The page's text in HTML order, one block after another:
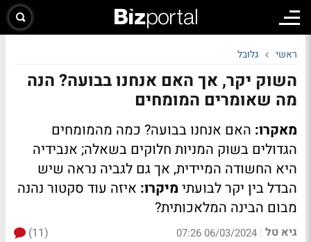
ראשי גלובל
השוק יקר, אך האם אנחנו בבועה? הנה
מה שאומרים המומחים
מאקרו: האם אנחנו בבועה? כמה מהמומחים
הגדולים בשוק המניות חלוקים בשאלה; אנבידיה
היא החשודה המיידית, אך גם לגביה נראה שיש
הבדל בין יקר לבועתי מיקרו: איזה עוד סקטור נהנה
מבום הבינה המלאכותית?
גיא טל |
06/03/2024 07:26
(11)